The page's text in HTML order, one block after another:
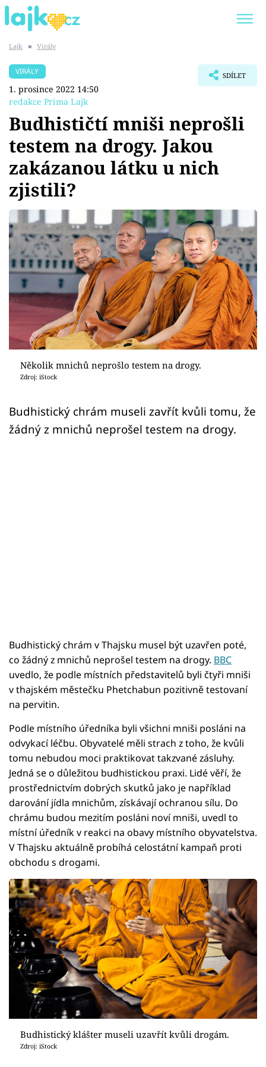
SHOPAHOLICADEL
Témata
Showbyznys
Youtubeři
Virály
Sex a vztahy
Videa
Sledujte prima+
Přihlášení
Sledujte nás
Lajk ■ Virály
VIRÁLY
1. prosince 2022 14:50
redakce Prima Lajk
SDÍLET
Budhističtí mniši neprošli
testem na drogy. Jakou
zakázanou látku u nich
zjistili?
Několik mnichů neprošlo testem na drogy.
Zdroj: iStock
Budhistický chrám museli zavřít kvůli tomu, že
žádný z mnichů neprošel testem na drogy.
Budhistický chrám v Thajsku musel být uzavřen poté,
co žádný z mnichů neprošel testem na drogy. BBC
uvedlo, že podle místních představitelů byli čtyři mniši
v thajském městečku Phetchabun pozitivně testovaní
na pervitin.
Podle místního úředníka byli všichni mniši posláni na
odvykací léčbu. Obyvatelé měli strach z toho, že kvůli
tomu nebudou moci praktikovat takzvané zásluhy.
Jedná se o důležitou budhistickou praxi. Lidé věří, že
prostřednictvím dobrých skutků jako je například
darování jídla mnichům, získávají ochranou sílu. Do
chrámu budou mezitím posláni noví mniši, uvedl to
místní úředník v reakci na obavy místního obyvatelstva.
V Thajsku aktuálně probíhá celostátní kampaň proti
obchodu s drogami.
Budhistický klášter museli uzavřít kvůli drogám.
Zdroj: iStock